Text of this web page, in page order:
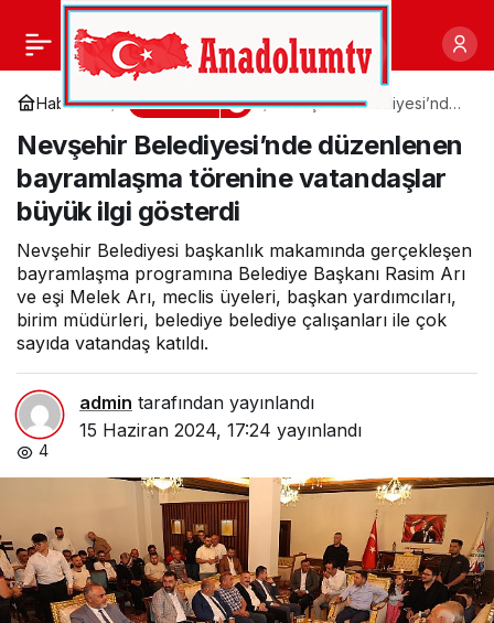
Haberler Gündem
Nevşehir Belediyesi’nde
törenine vatandaşlar
büyük ilgi gösterdi
Nevşehir Belediyesi’nde düzenlenen
bayramlaşma törenine vatandaşlar
büyük ilgi gösterdi
Nevşehir Belediyesi başkanlık makamında gerçekleşen
bayramlaşma programına Belediye Başkanı Rasim Arı
ve eşi Melek Arı, meclis üyeleri, başkan yardımcıları,
birim müdürleri, belediye belediye çalışanları ile çok
sayıda vatandaş katıldı.
admin tarafından yayınlandı
15 Haziran 2024, 17:24 yayınlandı
4
Nevşehir Belediyesi
tarafından Kurban
Bayramı öncesinde
mezarlıklara drone ile
gül suyu sıkıldı
Paylaş